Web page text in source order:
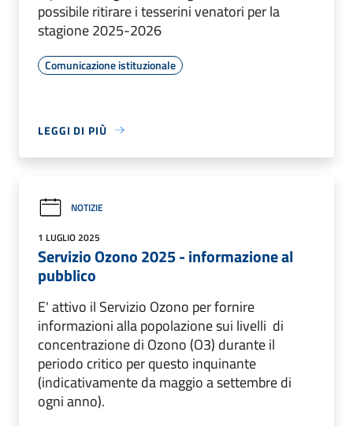
possibile ritirare i tesserini venatori per la
stagione 2025-2026
Comunicazione istituzionale
LEGGI DI PIÙ
NOTIZIE
1 LUGLIO 2025
Servizio Ozono 2025 - informazione al
pubblico
E' attivo il Servizio Ozono per fornire
informazioni alla popolazione sui livelli di
concentrazione di Ozono (O3) durante il
periodo critico per questo inquinante
(indicativamente da maggio a settembre di
ogni anno).